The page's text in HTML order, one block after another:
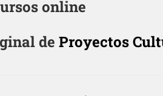
online
de Proyectos